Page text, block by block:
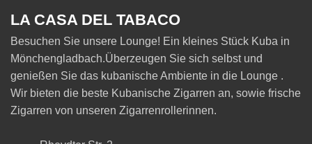
LA CASA DEL TABACO
Besuchen Sie unsere Lounge! Ein kleines Stück Kuba in
Mönchengladbach.Überzeugen Sie sich selbst und
genießen Sie das kubanische Ambiente in die Lounge .
Wir bieten die beste Kubanische Zigarren an, sowie frische
Zigarren von unseren Zigarrenrollerinnen.